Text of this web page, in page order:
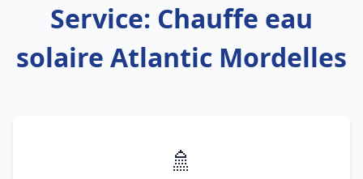
Service: Chauffe eau
solaire Atlantic Mordelles
🚿